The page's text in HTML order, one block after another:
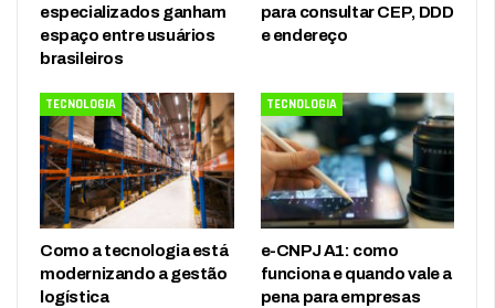
especializados ganham
espaço entre usuários
brasileiros
para consultar CEP, DDD
e endereço
TECNOLOGIA
Como a tecnologia está
modernizando a gestão
logística
TECNOLOGIA
e-CNPJ A1: como
funciona e quando vale a
pena para empresas